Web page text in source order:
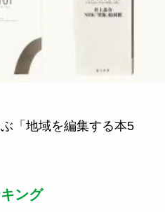
「地域を編集する本5
ング